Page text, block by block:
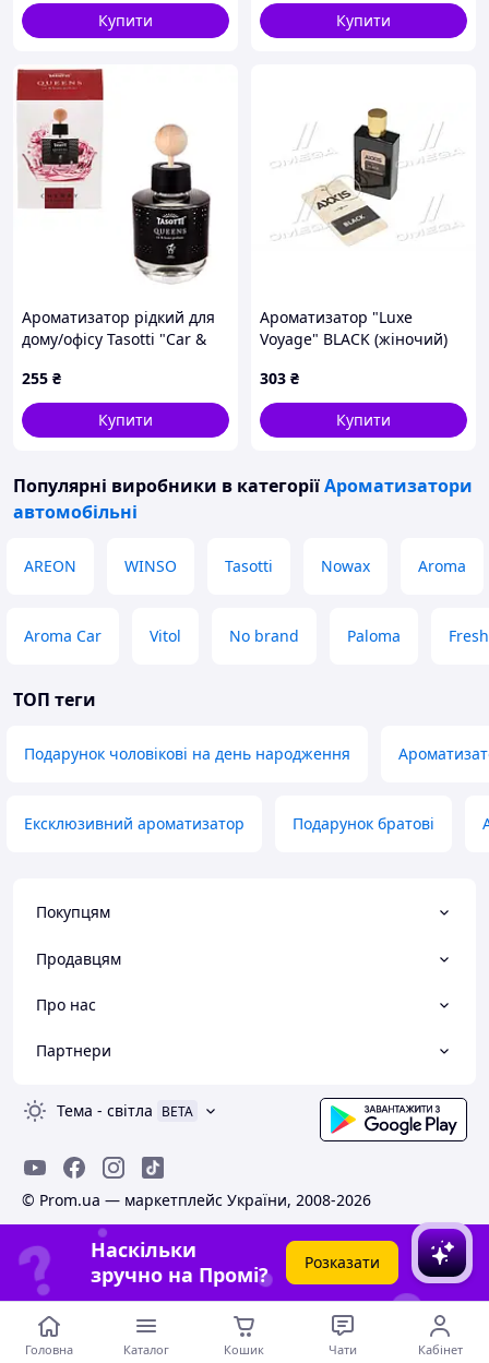
Купити
Купити
Ароматизатор рідкий для
дому/офісу Tasotti "Car &
Cherry
255 ₴
Купити
Ароматизатор "Luxe
Voyage" BLACK (жіночий)
303 ₴
Купити
Популярні виробники в категоріїАроматизатори
автомобільні
AREON WINSO Tasotti Nowax Aroma
Aroma Car Vitol No brand Paloma
ТОП теги
Подарунок чоловікові на день народження
Ексклюзивний ароматизатор Подарунок братові
Покупцям
Продавцям
Про нас
Партнери
Тема - світла BETA
© Prom.ua — маркетплейс України, 2008-2026
Наскільки
зручно на Промі?
Розказати
Головна Каталог Кошик Чати Кабінет